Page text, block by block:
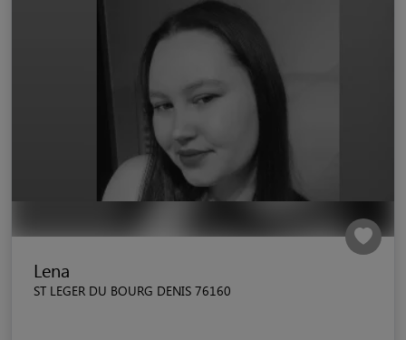
Lena
ST LEGER DU BOURG DENIS 76160